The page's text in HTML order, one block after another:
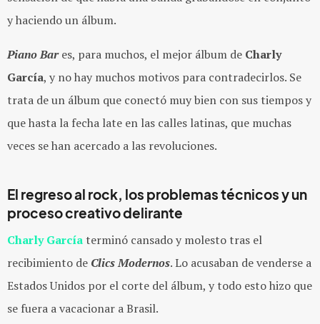
y haciendo un álbum.
Piano Bares, para muchos, el mejor álbum de Charly
García, y no hay muchos motivos para contradecirlos. Se
trata de un álbum que conectó muy bien con sus tiempos y
que hasta la fecha late en las calles latinas, que muchas
veces se han acercado a las revoluciones.
El regreso al rock, los problemas técnicos y un
proceso creativo delirante
Charly García terminó cansado y molesto tras el
recibimiento de Clics Modernos. Lo acusaban de venderse a
Estados Unidos por el corte del álbum, y todo esto hizo que
se fuera a vacacionar a Brasil.